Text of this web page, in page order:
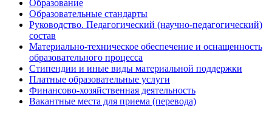
Образование
Образовательные стандарты
Руководство. Педагогический (научно-педагогический)
состав
Материально-техническое обеспечение и оснащенность
образовательного процесса
Стипендии и иные виды материальной поддержки
Платные образовательные услуги
Финансово-хозяйственная деятельность
Вакантные места для приема (перевода)